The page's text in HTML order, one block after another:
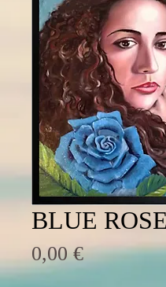
BLUE ROSE
0,00 €Prix